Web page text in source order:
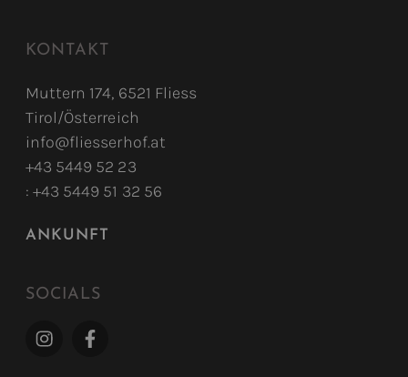
KONTAKT
Muttern 174, 6521 Fliess
Tirol/Österreich
info@fliesserhof.at
+43 5449 52 23
: +43 5449 51 32 56
ANKUNFT
SOCIALS